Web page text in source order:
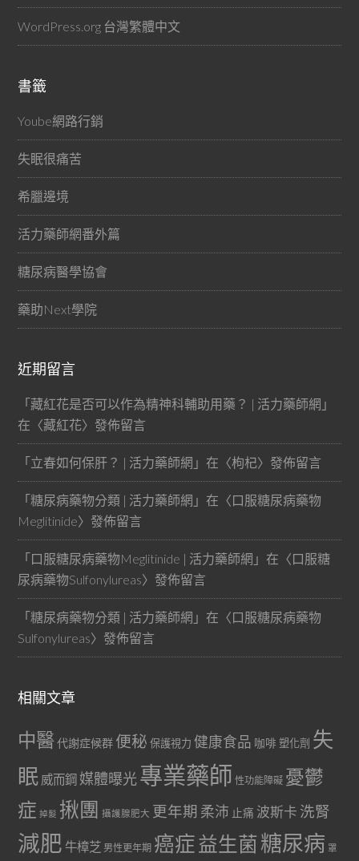
WordPress.org 台灣繁體中文
書籤
Yoube網路行銷
失眠很痛苦
希臘邊境
活力藥師網番外篇
糖尿病醫學協會
藥助Next學院
近期留言
「藏紅花是否可以作為精神科輔助用藥？ | 活力藥師網 」
在〈藏紅花〉發佈留言
「立春如何保肝？ | 活力藥師網 」在〈枸杞〉發佈留言
「糖尿病藥物分類 | 活力藥師網 」在〈口服糖尿病藥物
Meglitinide〉發佈留言
「口服糖尿病藥物Meglitinide | 活力藥師網 」在〈口服糖
尿病藥物Sulfonylureas〉發佈留言
「糖尿病藥物分類 | 活力藥師網 」在〈口服糖尿病藥物
Sulfonylureas〉發佈留言
相關文章
中醫代謝症候群 便秘 保護視力 健康食品 咖啡 塑化劑 失
眠 威而鋼 媒體曝光專業藥師 性功能障礙 憂鬱
症 掉髮 揪團 攝護腺肥大 更年期 柔沛 止痛 波斯卡 洗腎
減肥 牛樟芝 男性更年期 癌症益生菌 糖尿病 罩